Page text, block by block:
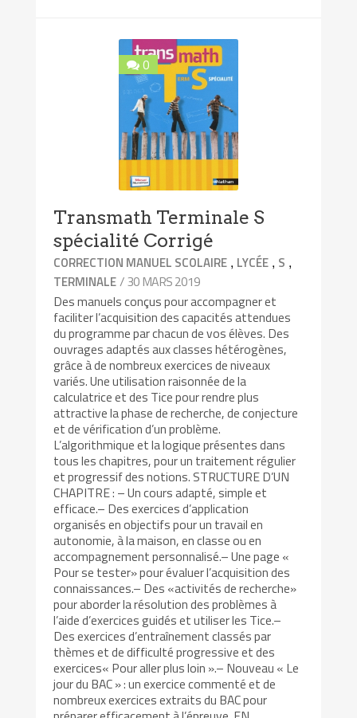
0
Transmath Terminale S
spécialité Corrigé
CORRECTION MANUEL SCOLAIRE , LYCÉE , S ,
TERMINALE/ 30 MARS 2019
Des manuels conçus pour accompagner et
faciliter l’acquisition des capacités attendues
du programme par chacun de vos élèves. Des
ouvrages adaptés aux classes hétérogènes,
grâce à de nombreux exercices de niveaux
variés. Une utilisation raisonnée de la
calculatrice et des Tice pour rendre plus
attractive la phase de recherche, de conjecture
et de vérification d’un problème.
L’algorithmique et la logique présentes dans
tous les chapitres, pour un traitement régulier
et progressif des notions. STRUCTURE D’UN
CHAPITRE : – Un cours adapté, simple et
efficace.– Des exercices d’application
organisés en objectifs pour un travail en
autonomie, à la maison, en classe ou en
accompagnement personnalisé.– Une page «
Pour se tester» pour évaluer l’acquisition des
connaissances.– Des «activités de recherche»
pour aborder la résolution des problèmes à
l’aide d’exercices guidés et utiliser les Tice.–
Des exercices d’entraînement classés par
thèmes et de difficulté progressive et des
exercices« Pour aller plus loin ».– Nouveau « Le
jour du BAC » : un exercice commenté et de
nombreux exercices extraits du BAC pour